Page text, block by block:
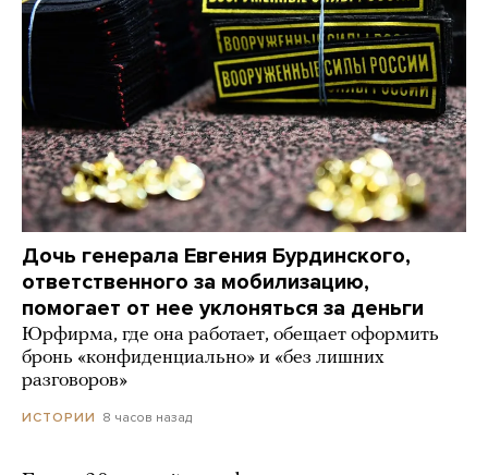
Дочь генерала Евгения Бурдинского,
ответственного за мобилизацию,
помогает от нее уклоняться за деньги
Юрфирма, где она работает, обещает оформить
бронь «конфиденциально» и «без лишних
разговоров»
ИСТОРИИ 8 часов назад